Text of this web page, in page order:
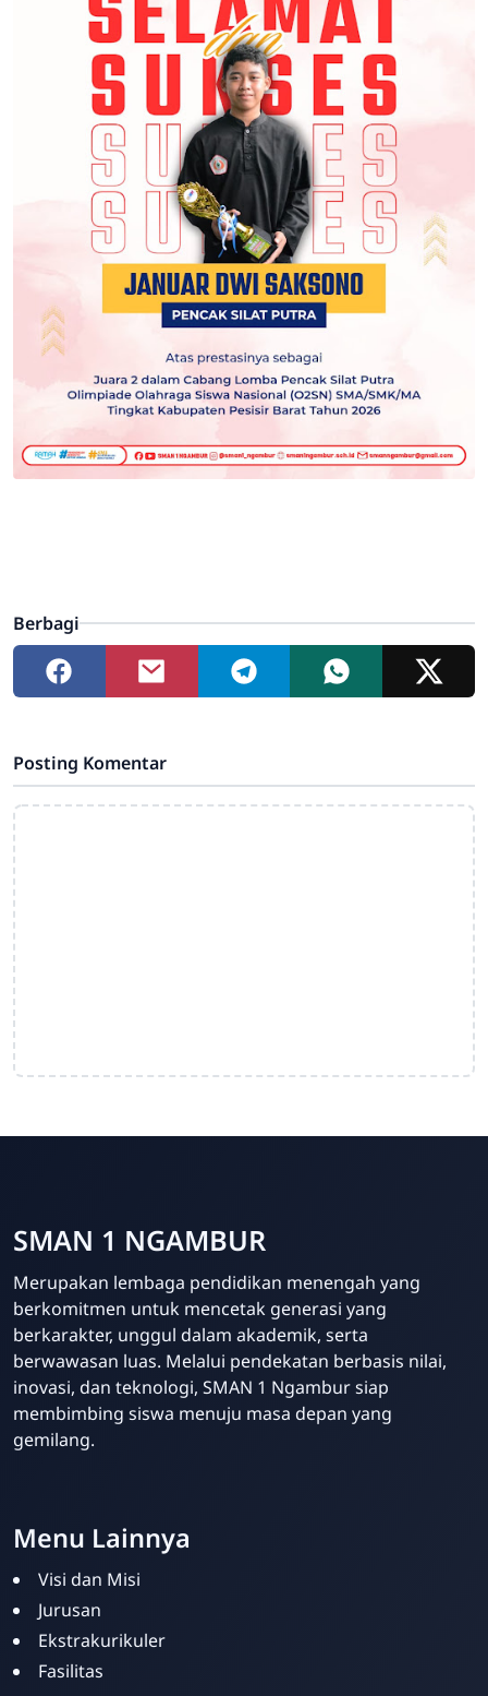
Berbagi
Posting Komentar
SMAN 1 NGAMBUR
Merupakan lembaga pendidikan menengah yang
berkomitmen untuk mencetak generasi yang
berkarakter, unggul dalam akademik, serta
berwawasan luas. Melalui pendekatan berbasis nilai,
inovasi, dan teknologi, SMAN 1 Ngambur siap
membimbing siswa menuju masa depan yang
gemilang.
Menu Lainnya
Visi dan Misi
Jurusan
Ekstrakurikuler
Fasilitas